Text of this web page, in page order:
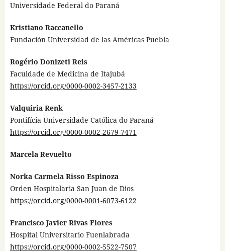
Universidade Federal do Paraná
Kristiano Raccanello
Fundación Universidad de las Américas Puebla
Rogério Donizeti Reis
Faculdade de Medicina de Itajubá
https://orcid.org/0000-0002-3457-2133
Valquiria Renk
Pontifícia Universidade Católica do Paraná
https://orcid.org/0000-0002-2679-7471
Marcela Revuelto
Norka Carmela Risso Espinoza
Orden Hospitalaria San Juan de Dios
https://orcid.org/0000-0001-6073-6122
Francisco Javier Rivas Flores
Hospital Universitario Fuenlabrada
https://orcid.org/0000-0002-5522-7507